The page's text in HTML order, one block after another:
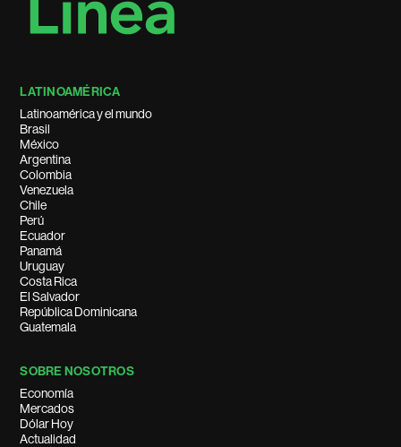
LATINOAMÉRICA
Latinoamérica y el mundo
Brasil
México
Argentina
Colombia
Venezuela
Chile
Perú
Ecuador
Panamá
Uruguay
Costa Rica
El Salvador
República Dominicana
Guatemala
SOBRE NOSOTROS
Economía
Mercados
Dólar Hoy
Actualidad